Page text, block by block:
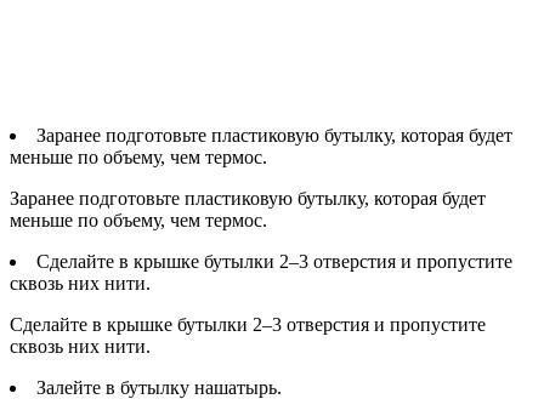
Заранее подготовьте пластиковую бутылку, которая будет
меньше по объему, чем термос.
Заранее подготовьте пластиковую бутылку, которая будет
меньше по объему, чем термос.
Сделайте в крышке бутылки 2–3 отверстия и пропустите
сквозь них нити.
Сделайте в крышке бутылки 2–3 отверстия и пропустите
сквозь них нити.
Залейте в бутылку нашатырь.